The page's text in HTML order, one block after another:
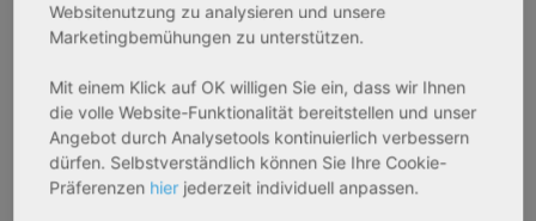
AfA Degressive 5,00 % Sofortmiete
Websitenutzung zu analysieren und unsere
Marketingbemühungen zu unterstützen.
Mit einem Klick auf OK willigen Sie ein, dass wir Ihnen
die volle Website-Funktionalität bereitstellen und unser
Angebot durch Analysetools kontinuierlich verbessern
dürfen. Selbstverständlich können Sie Ihre Cookie-
Präferenzen hier jederzeit individuell anpassen.